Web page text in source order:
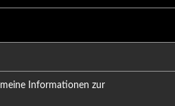
Informationen zur